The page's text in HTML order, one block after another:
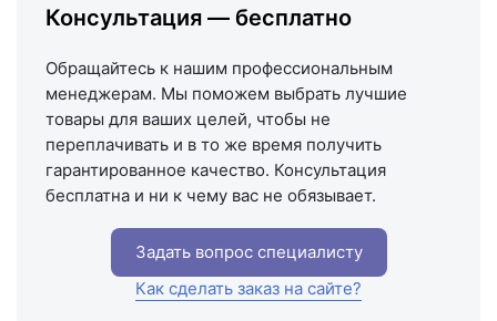
Схема проезда
Консультация — бесплатно
Обращайтесь к нашим профессиональным
менеджерам. Мы поможем выбрать лучшие
товары для ваших целей, чтобы не
переплачивать и в то же время получить
гарантированное качество. Консультация
бесплатна и ни к чему вас не обязывает.
Задать вопрос специалисту
Как сделать заказ на сайте?